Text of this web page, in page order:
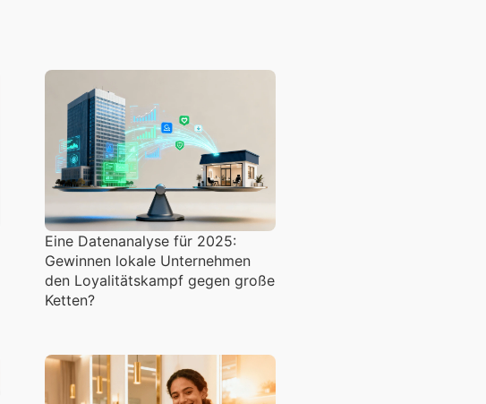
Eine Datenanalyse für 2025:
Gewinnen lokale Unternehmen
den Loyalitätskampf gegen große
Ketten?